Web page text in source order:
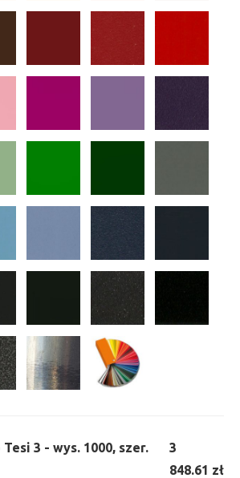
3 - wys. 1000, szer.
3
848.61 zł